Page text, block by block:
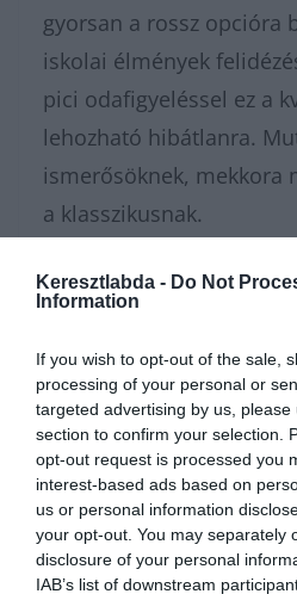
Keresztlabda - Do Not
Information
If you wish to opt-out of the sale,
processing of your personal or
targeted advertising by us,
section to confirm your selection.
opt-out request is processed you
interest-based ads based on
us or personal information
your opt-out. You may separately
disclosure of your personal
IAB’s list of downstream
gyorsan a rossz opcióra
iskolai élmények
pici odafigyeléssel ez a
lehozható hibátlanra.
ismerősöknek, mekkora
a klasszikusnak.
Ha szeretsz ilyen
olvasmányokról
Kvízkuckó Facebook
egy nagyszerű közösség
napra jut valami új
Ha pedig rögtön
kérdéseket, atudáspróba